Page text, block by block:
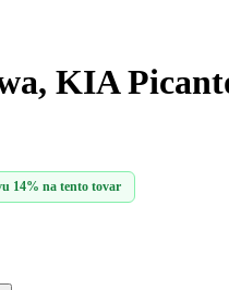
KIA
14% na tento tovar